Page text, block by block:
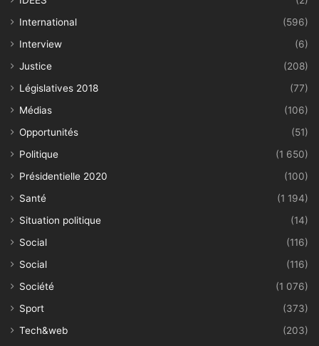
International
(596)
Interview
(6)
Justice
(208)
Législatives 2018
(77)
Médias
(106)
Opportunités
(51)
Politique
(1 650)
Présidentielle 2020
(100)
Santé
(1 194)
Situation politique
(14)
Social
(116)
Social
(116)
Société
(1 076)
Sport
(373)
Tech&web
(203)